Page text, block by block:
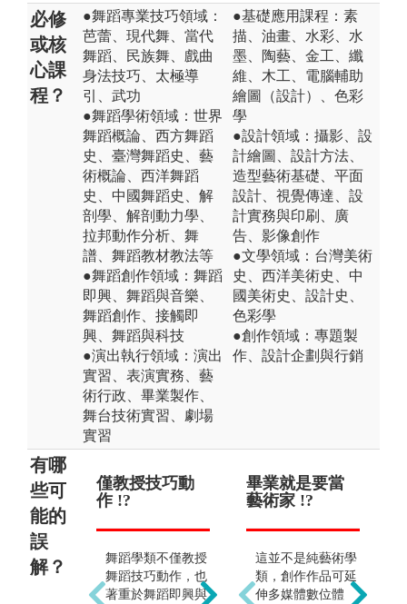
必修
或核
心課
程？
●舞蹈專業技巧領域：
芭蕾、現代舞、當代
舞蹈、民族舞、戲曲
身法技巧、太極導
引、武功
●舞蹈學術領域：世界
舞蹈概論、西方舞蹈
史、臺灣舞蹈史、藝
術概論、西洋舞蹈
史、中國舞蹈史、解
剖學、解剖動力學、
拉邦動作分析、舞
譜、舞蹈教材教法等
●舞蹈創作領域：舞蹈
即興、舞蹈與音樂、
舞蹈創作、接觸即
興、舞蹈與科技
●演出執行領域：演出
實習、表演實務、藝
術行政、畢業製作、
舞台技術實習、劇場
實習
●基礎應用課程：素
描、油畫、水彩、水
墨、陶藝、金工、纖
維、木工、電腦輔助
繪圖（設計）、色彩
學
●設計領域：攝影、設
計繪圖、設計方法、
造型藝術基礎、平面
設計、視覺傳達、設
計實務與印刷、廣
告、影像創作
●文學領域：台灣美術
史、西洋美術史、中
國美術史、設計史、
色彩學
●創作領域：專題製
作、設計企劃與行銷
有哪
些可
能的
誤
解？
僅教授技巧動
作 !?
舞蹈學類不僅教授
舞蹈技巧動作，也
著重於舞蹈即興與
畢業後擔任舞
團舞者 !?
學生畢業後可從事
之舞蹈相關工作包
括舞者、編舞家、
畢業就是要當
藝術家 !?
這並不是純藝術學
類，創作作品可延
伸多媒體數位體